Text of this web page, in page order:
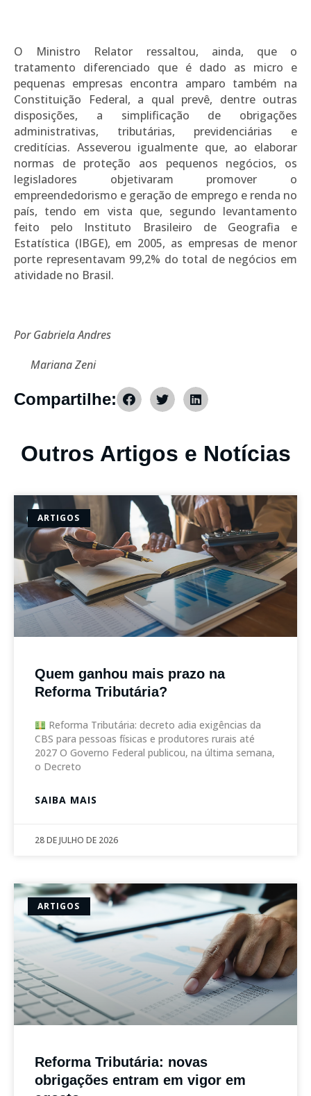
O Ministro Relator ressaltou, ainda, que o
tratamento diferenciado que é dado as micro e
pequenas empresas encontra amparo também na
Constituição Federal, a qual prevê, dentre outras
disposições, a simplificação de obrigações
administrativas, tributárias, previdenciárias e
creditícias. Asseverou igualmente que, ao elaborar
normas de proteção aos pequenos negócios, os
legisladores objetivaram promover o
empreendedorismo e geração de emprego e renda no
país, tendo em vista que, segundo levantamento
feito pelo Instituto Brasileiro de Geografia e
Estatística (IBGE), em 2005, as empresas de menor
porte representavam 99,2% do total de negócios em
atividade no Brasil.
Por Gabriela Andres
Mariana Zeni
Compartilhe:
Outros Artigos e Notícias
ARTIGOS
Quem ganhou mais prazo na
Reforma Tributária?
Reforma Tributária: decreto adia exigências da
CBS para pessoas físicas e produtores rurais até
2027 O Governo Federal publicou, na última semana,
o Decreto
SAIBA MAIS
28 DE JULHO DE 2026
ARTIGOS
Reforma Tributária: novas
obrigações entram em vigor em